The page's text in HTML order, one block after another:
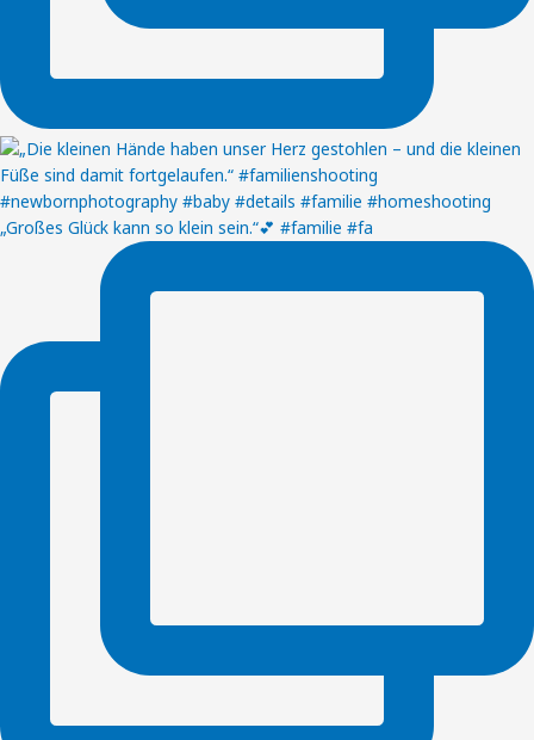
„Großes Glück kann so klein sein.“💕 #familie #fa